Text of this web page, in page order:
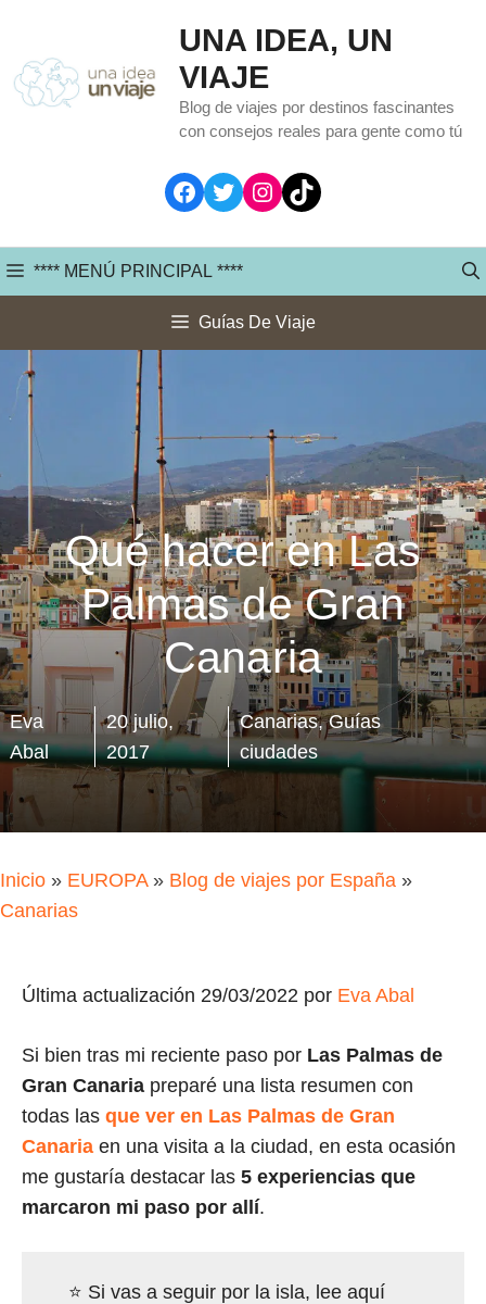
contenido
UNA IDEA, UN
VIAJE
Blog de viajes por destinos fascinantes
con consejos reales para gente como tú
Facebook
TwitterInstagram
TikTok
**** MENÚ PRINCIPAL ****
Guías De Viaje
Qué hacer en Las
Palmas de Gran
Canaria
Eva
Abal
20 julio,
2017
Canarias,Guías
ciudades
Inicio » EUROPA» Blog de viajes por España »
Canarias
Última actualización 29/03/2022 por Eva Abal
Si bien tras mi reciente paso por Las Palmas de
Gran Canaria preparé una lista resumen con
todas las que ver en Las Palmas de Gran
Canaria en una visita a la ciudad, en esta ocasión
me gustaría destacar las 5 experiencias que
marcaron mi paso por allí.
⭐ Si vas a seguir por la isla, lee aquí